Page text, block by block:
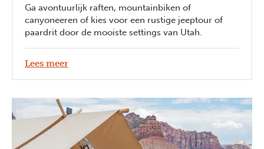
Ga avontuurlijk raften, mountainbiken of
canyoneeren of kies voor een rustige jeeptour of
paardrit door de mooiste settings van Utah.
Lees meer